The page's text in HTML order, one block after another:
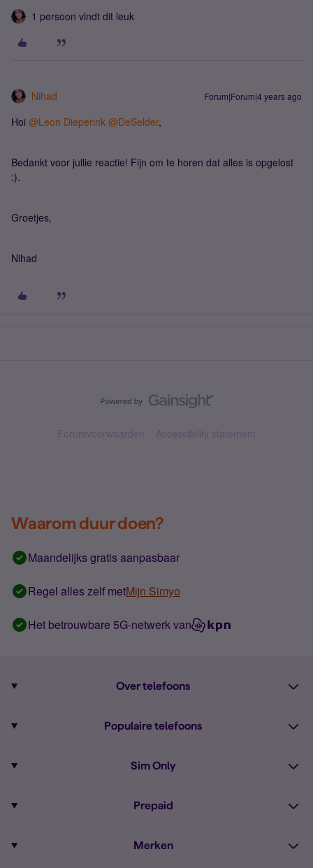
1 persoon vindt dit leuk
Nihad Forum|Forum|4 years ago
Hoi @Leon Dieperink @DeSelder,
Bedankt voor jullie reactie! Fijn om te horen dat alles is opgelost
:).
Groetjes,
Nihad
Forumvoorwaarden Accessibility statement
Waarom duur doen?
Maandelijks gratis aanpasbaar
Regel alles zelf metMijn Simyo
Het betrouwbare 5G-netwerk van
Over telefoons
Alle telefoons
Populaire telefoons
iPhone 16
Sim Only
Onbeperkt bellen
Prepaid
Merken